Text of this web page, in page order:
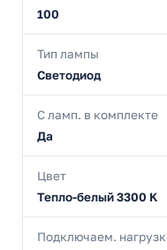
100
Тип лампы
Светодиод
С ламп. в комплекте
Да
Цвет
Тепло-белый 3300 K
Подключаем.